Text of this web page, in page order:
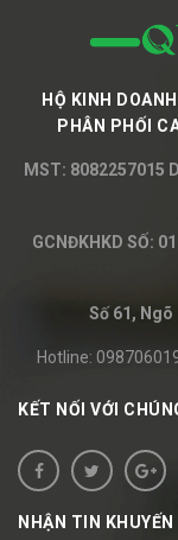
HỘ KINH
PHÂN PHỐI
MST: 8082257015
GCNĐKHKD SỐ:
Số 61, Ngõ
Hotline:
KẾT NỐI VỚI
NHẬN TIN KHUYẾN